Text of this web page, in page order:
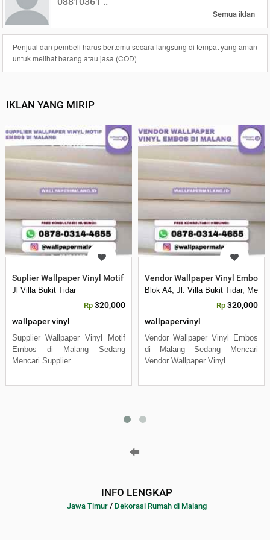
Semua iklan
Penjual dan pembeli harus bertemu secara langsung di tempat yang aman
untuk melihat barang atau jasa (COD)
IKLAN YANG MIRIP
Suplier Wallpaper Vinyl Motif Embos di Malang
Jl Villa Bukit Tidar
Rp 320,000
wallpaper vinyl
Supplier Wallpaper Vinyl Motif
Embos di Malang Sedang
Mencari Supplier
Vendor Wallpaper Vinyl Embos
Blok A4, Jl. Villa Bukit Tidar,
Rp 320,000
wallpapervinyl
Vendor Wallpaper Vinyl Embos
di Malang Sedang Mencari
Vendor Wallpaper Vinyl
INFO LENGKAP
Jawa Timur / Dekorasi Rumah di Malang